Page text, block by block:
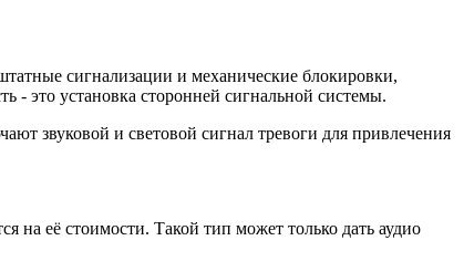
сигнализации и механические блокировки,
- это установка сторонней сигнальной системы.
звуковой и световой сигнал тревоги для привлечения
на её стоимости. Такой тип может только дать аудио